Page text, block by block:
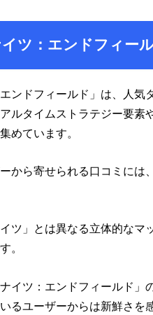
イツ：エンドフィー
エンドフィールド」は、人
ルタイムストラテジー要
めています。
から寄せられる口コミに
ツ」とは異なる立体的なマ
。
イツ：エンドフィールド」
るユーザーからは新鮮さ